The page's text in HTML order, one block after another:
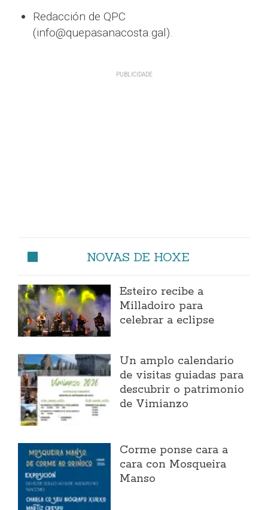
Redacción de QPC
(info@quepasanacosta.gal).
NOVAS DE HOXE
Esteiro recibe a
Milladoiro para
celebrar a eclipse
Un amplo calendario
de visitas guiadas para
descubrir o patrimonio
de Vimianzo
Corme ponse cara a
cara con Mosqueira
Manso